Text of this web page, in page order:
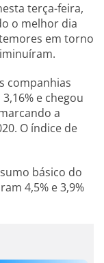
terça-feira,
o melhor dia
em torno
companhias
e chegou
a
O índice de
básico do
4,5% e 3,9%